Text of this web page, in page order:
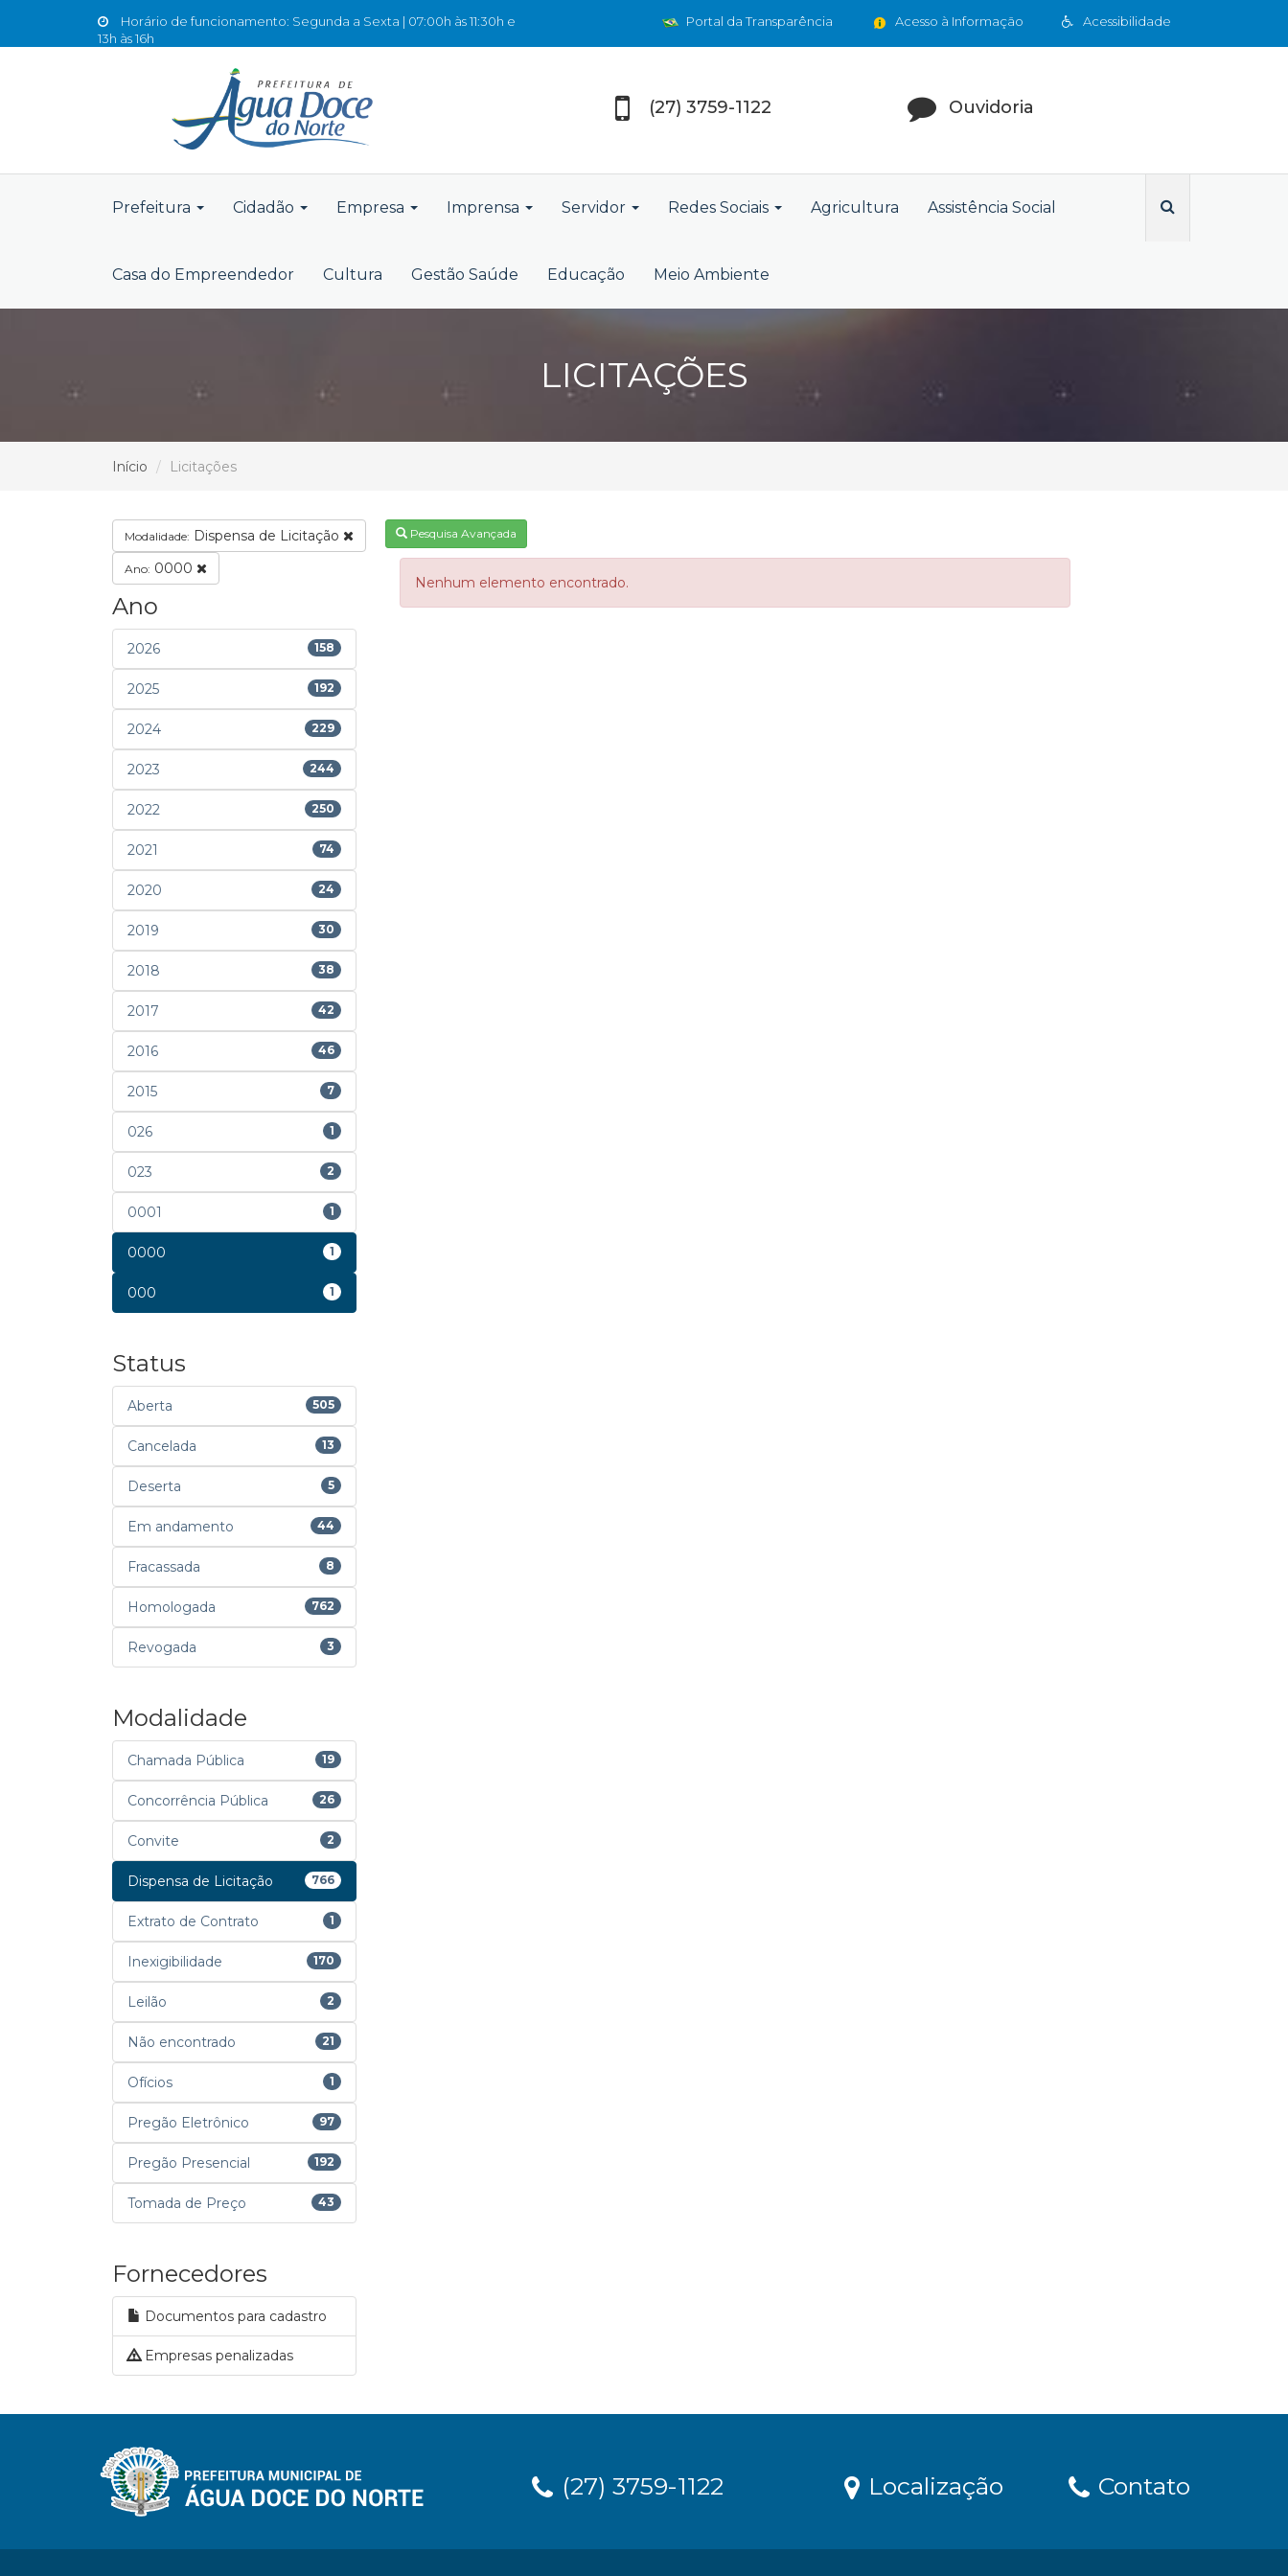
Horário de funcionamento: Segunda a Sexta | 07:00h às 11:30h e
13h às 16h
Acessibilidade
Acesso à Informação
Portal da Transparência
(27) 3759-1122 Ouvidoria
Prefeitura Cidadão Empresa Imprensa Servidor Redes Sociais Agricultura Assistência Social
Casa do Empreendedor Cultura Gestão Saúde Educação Meio Ambiente
LICITAÇÕES
Início Licitações
Modalidade: Dispensa de Licitação
Ano: 0000
Ano
2026 158
2025 192
2024 229
2023 244
2022 250
2021 74
2020 24
2019 30
2018 38
2017 42
2016 46
2015 7
026 1
023 2
0001 1
0000 1
000 1
Status
Aberta 505
Cancelada 13
Deserta 5
Em andamento 44
Fracassada 8
Homologada 762
Revogada 3
Modalidade
Chamada Pública 19
Concorrência Pública 26
Convite 2
Dispensa de Licitação 766
Extrato de Contrato 1
Inexigibilidade 170
Leilão 2
Não encontrado 21
Ofícios 1
Pregão Eletrônico 97
Pregão Presencial 192
Tomada de Preço 43
Fornecedores
Documentos para cadastro
Empresas penalizadas
Pesquisa Avançada
Nenhum elemento encontrado.
(27) 3759-1122 Localização Contato